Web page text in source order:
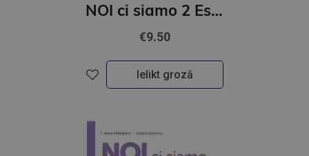
NOI ci siamo 2 Eserciziario + Libro digitale + ELi LINK App (A1)
€9.50
Ielikt grozā